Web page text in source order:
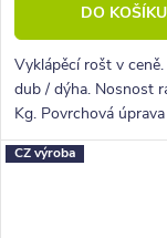
DO KOŠÍKU
Vyklápěcí rošt v
dub / dýha. Nosnost
Kg. Povrchová
CZ výroba